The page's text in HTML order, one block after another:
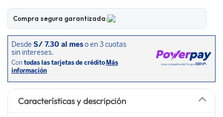
Compra segura garantizada:
Características y descripción